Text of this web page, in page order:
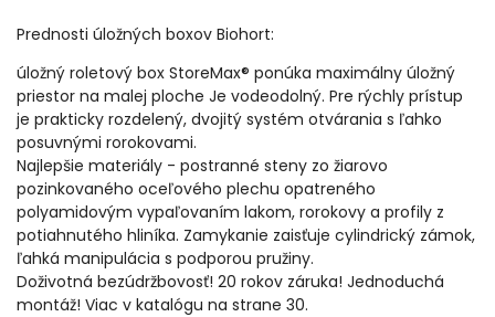
Prednosti úložných boxov Biohort:
úložný roletový box StoreMax® ponúka maximálny úložný
priestor na malej ploche Je vodeodolný. Pre rýchly prístup
je prakticky rozdelený, dvojitý systém otvárania s ľahko
posuvnými rorokovami.
Najlepšie materiály - postranné steny zo žiarovo
pozinkovaného oceľového plechu opatreného
polyamidovým vypaľovaním lakom, rorokovy a profily z
potiahnutého hliníka. Zamykanie zaisťuje cylindrický zámok,
ľahká manipulácia s podporou pružiny.
Doživotná bezúdržbovosť! 20 rokov záruka! Jednoduchá
montáž! Viac v katalógu na strane 30.